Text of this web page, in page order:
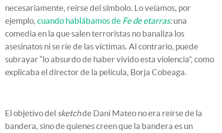
necesariamente, reírse del símbolo. Lo veíamos, por
ejemplo, cuando hablábamos de Fe de etarras:una
comedia en la que salen terroristas no banaliza los
asesinatos ni se ríe de las víctimas. Al contrario, puede
subrayar “lo absurdo de haber vivido esta violencia”, como
explicaba el director de la película, Borja Cobeaga.
El objetivo del sketchde Dani Mateo no era reírse de la
bandera, sino de quienes creen que la bandera es un